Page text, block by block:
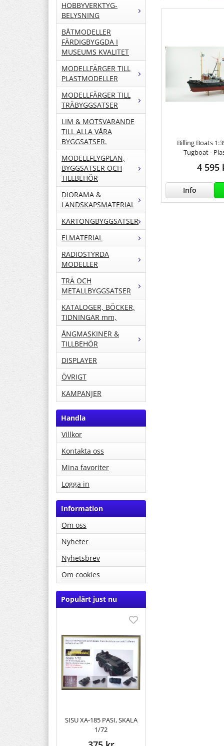
HOBBYVERKTYG-
BELYSNING
BÅTMODELLER
FÄRDIGBYGGDA I
MUSEUMS KVALITET
MODELLFÄRGER TILL
PLASTMODELLER
MODELLFÄRGER TILL
TRÄBYGGSATSER
LIM & MOTSVARANDE
TILL ALLA VÅRA
BYGGSATSER.
MODELLFLYGPLAN,
BYGGSATSER OCH
TILLBEHÖR
DIORAMA &
LANDSKAPSMATERIAL
KARTONGBYGGSATSER
ELMATERIAL
RADIOSTYRDA
MODELLER
TRÄ OCH
METALLBYGGSATSER
KATALOGER, BÖCKER,
TIDNINGAR mm,
ÅNGMASKINER &
TILLBEHÖR
DISPLAYER
ÖVRIGT
KAMPANJER
Handla
Villkor
Kontakta oss
Mina favoriter
Logga in
Information
Om oss
Nyheter
Nyhetsbrev
Om cookies
Populärt just nu
SISU XA-185 PASI, SKALA
1/72
Billing Boats
Tugboat -
4 595
Info